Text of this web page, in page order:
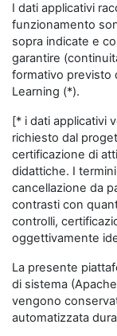
I dati applicativi
funzionamento
sopra indicate e
garantire
formativo previsto
Learning (*).
[* i dati applicativi
richiesto dal
certificazione di
didattiche. I
cancellazione da
contrasti con
controlli,
oggettivamente
La presente
di sistema
vengono
automatizzata